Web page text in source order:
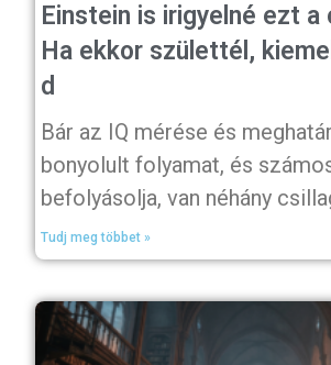
Einstein is irigyelné ezt a
Ha ekkor születtél,
d
Bár az IQ mérése és
bonyolult folyamat, és
befolyásolja, van néhány
Tudj meg többet »